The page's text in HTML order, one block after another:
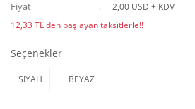
Fiyat
2,00 USD + KDV
12,33 TL den başlayan taksitlerle!!
Seçenekler
SİYAH BEYAZ